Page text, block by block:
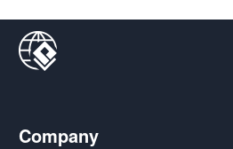
Company